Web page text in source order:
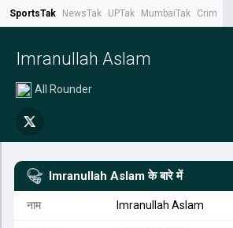
SportsTak NewsTak UPTak MumbaiTak CrimeTak
Imranullah Aslam
All Rounder
Imranullah Aslam के बारे में
नाम Imranullah Aslam